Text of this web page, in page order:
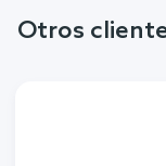
Otros